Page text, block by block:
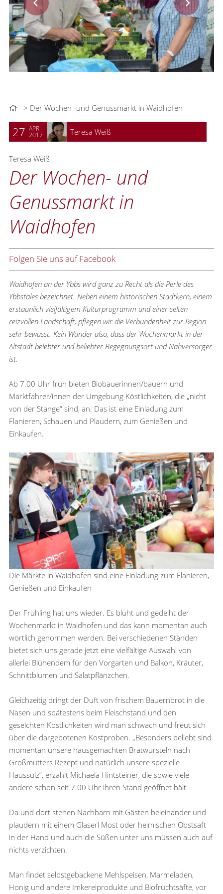
Der Wochen- und Genussmarkt in Waidhofen
27 APR
2017
Teresa Weiß
Teresa Weiß
Der Wochen- und
Genussmarkt in
Waidhofen
Folgen Sie uns auf Facebook
Waidhofen an der Ybbs wird ganz zu Recht als die Perle des
Ybbstales bezeichnet. Neben einem historischen Stadtkern, einem
erstaunlich vielfältigem Kulturprogramm und einer selten
reizvollen Landschaft, pflegen wir die Verbundenheit zur Region
sehr bewusst. Kein Wunder also, dass der Wochenmarkt in der
Altstadt belebter und beliebter Begegnungsort und Nahversorger
ist.
Ab 7.00 Uhr früh bieten Biobäuerinnen/bauern und
Marktfahrer/innen der Umgebung Köstlichkeiten, die „nicht
von der Stange“ sind, an. Das ist eine Einladung zum
Flanieren, Schauen und Plaudern, zum Genießen und
Einkaufen.
Die Märkte in Waidhofen sind eine Einladung zum Flanieren,
Genießen und Einkaufen
Der Frühling hat uns wieder. Es blüht und gedeiht der
Wochenmarkt in Waidhofen und das kann momentan auch
wörtlich genommen werden. Bei verschiedenen Ständen
bietet sich uns gerade jetzt eine vielfältige Auswahl von
allerlei Blühendem für den Vorgarten und Balkon, Kräuter,
Schnittblumen und Salatpflänzchen.
Gleichzeitig dringt der Duft von frischem Bauernbrot in die
Nasen und spätestens beim Fleischstand und den
geselchten Köstlichkeiten wird man schwach und freut sich
über die dargebotenen Kostproben. „Besonders beliebt sind
momentan unsere hausgemachten Bratwürsteln nach
Großmutters Rezept und natürlich unsere spezielle
Haussulz“, erzählt Michaela Hintsteiner, die sowie viele
andere schon seit 7.00 Uhr ihren Stand geöffnet hält.
Da und dort stehen Nachbarn mit Gästen beieinander und
plaudern mit einem Glaserl Most oder heimischen Obstsaft
in der Hand und auch die Süßen unter uns müssen auch auf
nichts verzichten.
Man findet selbstgebackene Mehlspeisen, Marmeladen,
Honig und andere Imkereiprodukte und Biofruchtsäfte, vor